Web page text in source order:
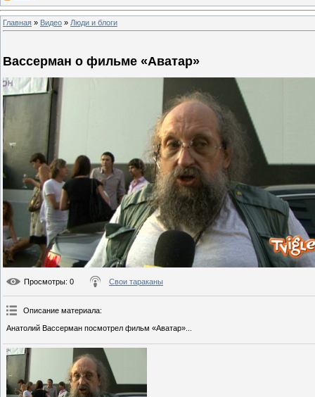
Главная » Видео » Люди и блоги
Вассерман о фильме «Аватар»
Просмотры: 0 Свои тараканы
Описание материала:
Анатолий Вассерман посмотрел фильм «Аватар»...